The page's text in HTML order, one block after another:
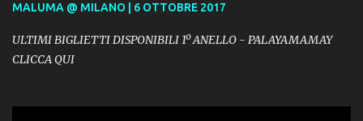
MALUMA @ MILANO | 6 OTTOBRE 2017
ULTIMI BIGLIETTI DISPONIBILI 1º ANELLO - PALAYAMAMAY
CLICCA QUI